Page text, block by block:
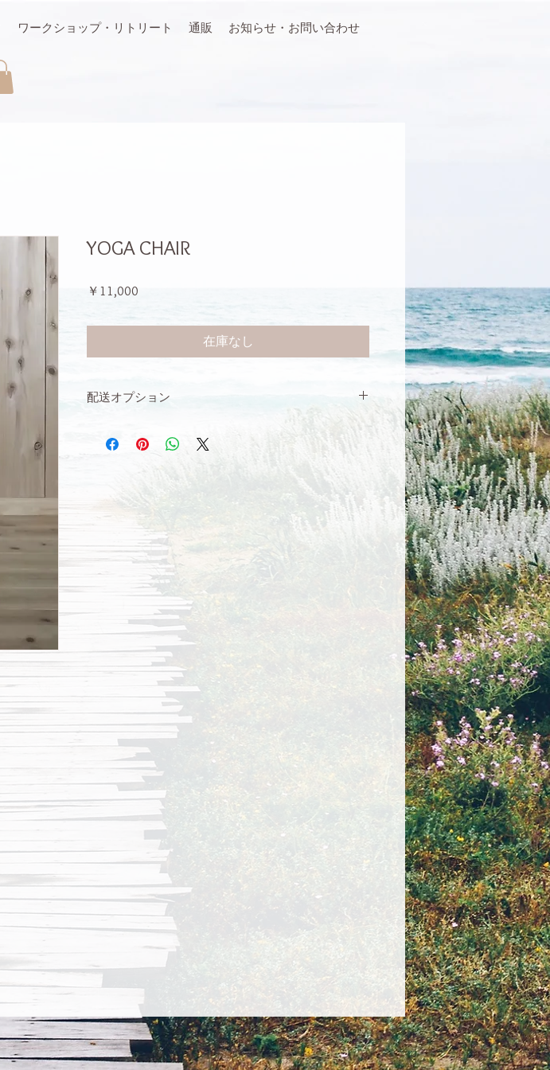
ワークショップ・リトリート 通販 お知らせ・お問い合わせ
YOGA CHAIR
￥11,000
在庫なし
配送オプション
配送オプションで「着払い」を選択してお進みくださ
ex,千葉→東京への配送で着払い配送料は¥2,300程度にな
（パッキングサイズ170サイズ予定）
【スタジオお渡しの方】
配送オプションで「スタジオ受け取り」を選択してお進
みください。